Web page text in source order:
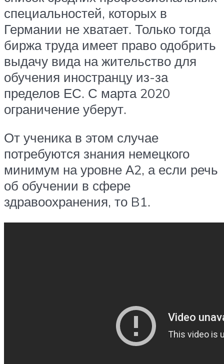
специальностей, которых в
Германии не хватает. Только тогда
биржа труда имеет право одобрить
выдачу вида на жительство для
обучения иностранцу из-за
пределов ЕС. С марта 2020
ограничение уберут.
От ученика в этом случае
потребуются знания немецкого
минимум на уровне А2, а если речь
об обучении в сфере
здравоохранения, то B1.